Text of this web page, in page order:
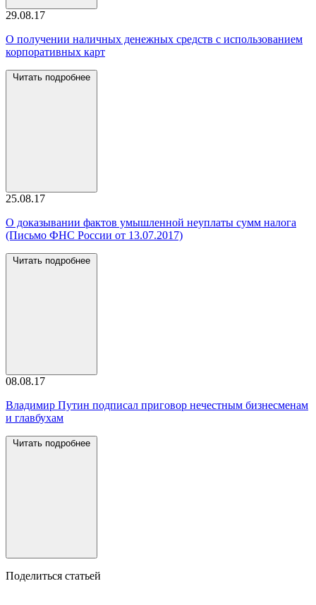
29.08.17
О получении наличных денежных средств с использованием
корпоративных карт
Читать подробнее
25.08.17
О доказывании фактов умышленной неуплаты сумм налога
(Письмо ФНС России от 13.07.2017)
Читать подробнее
08.08.17
Владимир Путин подписал приговор нечестным бизнесменам
и главбухам
Читать подробнее
Поделиться статьей